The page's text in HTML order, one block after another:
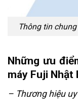
Thông tin
Những ưu
máy Fuji Nhật
– Thương hiệu